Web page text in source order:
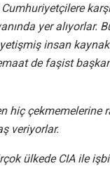
yer alıyorlar.
insan
de faşist
hiç çekmemelerine
veriyorlar.
ülkede CIA ile